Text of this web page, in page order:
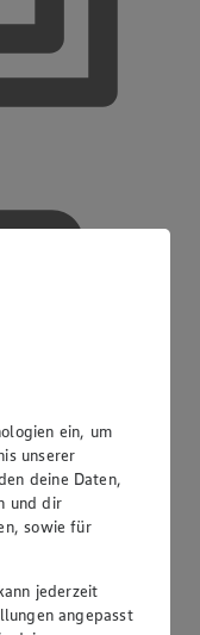
ein, um
unserer
deine Daten,
und dir
sowie für
jederzeit
angepasst